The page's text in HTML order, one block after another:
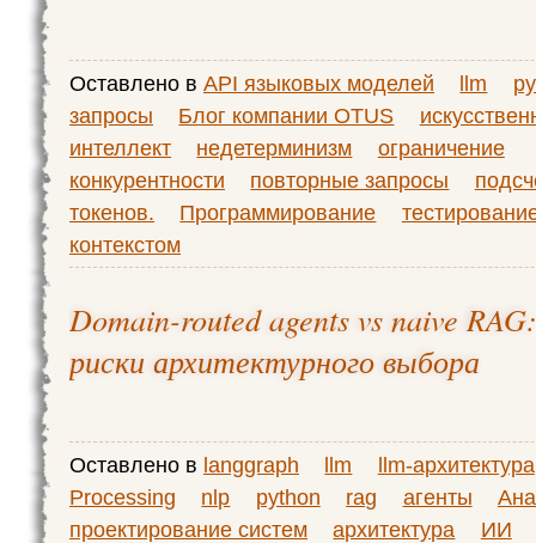
Оставлено в API языковых моделей llm
запросы
Блог компании OTUS
интеллект
недетерминизм
ограничение
конкурентности
повторные запросы
токенов.
Программирование
контекстом
Domain-routed agents vs naive
риски архитектурного выбора
Оставлено в langgraph llm
llm-архитектура
Processing
nlp python rag агенты
проектирование систем
архитектура
ИИ